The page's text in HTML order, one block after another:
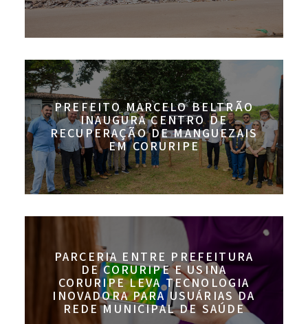
PREFEITO MARCELO BELTRÃO
INAUGURA CENTRO DE
RECUPERAÇÃO DE MANGUEZAIS
EM CORURIPE
PARCERIA ENTRE PREFEITURA
DE CORURIPE E USINA
CORURIPE LEVA TECNOLOGIA
INOVADORA PARA USUÁRIAS DA
REDE MUNICIPAL DE SAÚDE